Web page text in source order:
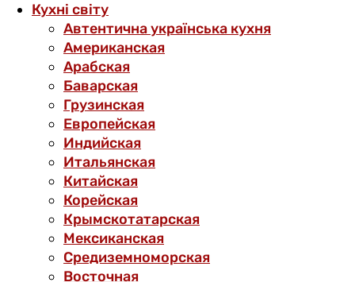
Кухні світу
Автентична українська кухня
Американская
Арабская
Баварская
Грузинская
Европейская
Индийская
Итальянская
Китайская
Корейская
Крымскотатарская
Мексиканская
Средиземноморская
Восточная